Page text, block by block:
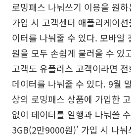
로밍패스 나눠쓰기 이용을 원
가입 시 고객센터 애플리케이
이터를 나눠줄 수 있다. 모바일
원을 모두 손쉽게 불러올 수 있
고객도 유플러스 고객이라면
데이터를 나눠줄 수 있다. 9월
상의 로밍패스 상품에 가입한
없이 데이터를 일행과 나눠쓸
3GB(2만9000원)’ 가입 시 나